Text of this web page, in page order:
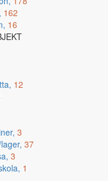
162
16
12
3
37
3
1